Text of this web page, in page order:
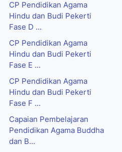
CP Pendidikan Agama
Hindu dan Budi Pekerti
Fase D ...
CP Pendidikan Agama
Hindu dan Budi Pekerti
Fase E ...
CP Pendidikan Agama
Hindu dan Budi Pekerti
Fase F ...
Capaian Pembelajaran
Pendidikan Agama Buddha
dan B...